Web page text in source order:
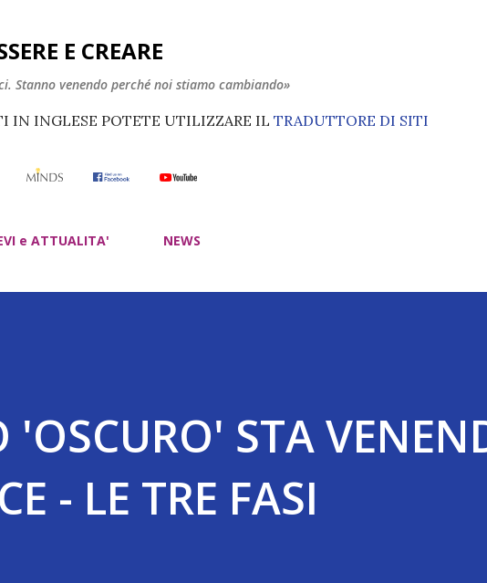
E CREARE
Stanno venendo perché noi stiamo cambiando»
IN INGLESE POTETE UTILIZZARE IL TRADUTTORE DI SITI
e ATTUALITA' NEWS
'OSCURO' STA
- LE TRE FASI